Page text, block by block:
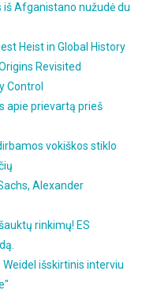
Afganistano nužudė du
Heist in Global History
Revisited
Control
apie prievartą prieš
vokiškos stiklo
Alexander
rinkimų! ES
išskirtinis interviu